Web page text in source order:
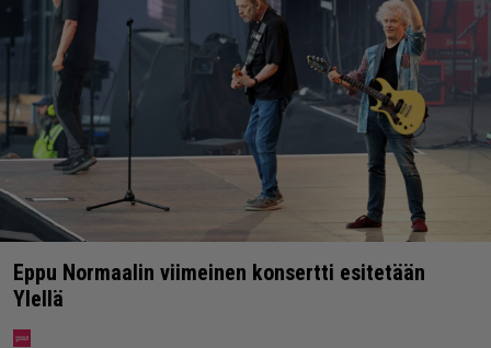
Eppu Normaalin viimeinen konsertti esitetään
Ylellä